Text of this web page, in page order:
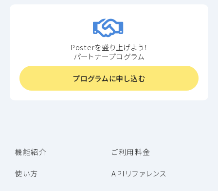
機能紹介
使い方
ご利用料金
APIリファレンス
Posterを盛り上げよう！
パートナープログラム
プログラムに申し込む